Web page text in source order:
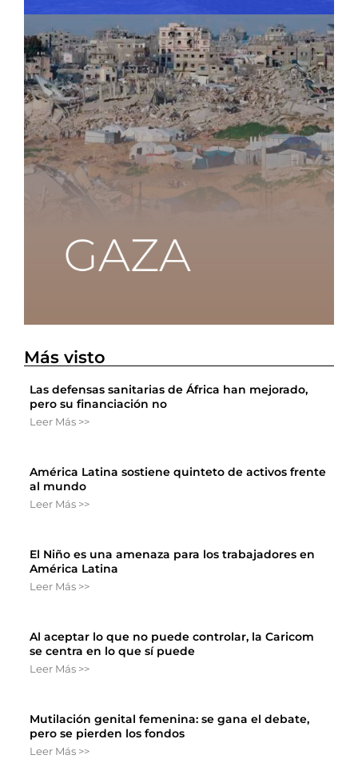
Más visto
Las defensas sanitarias de África han mejorado,
pero su financiación no
Leer Más >>
América Latina sostiene quinteto de activos frente
al mundo
Leer Más >>
El Niño es una amenaza para los trabajadores en
América Latina
Leer Más >>
Al aceptar lo que no puede controlar, la Caricom
se centra en lo que sí puede
Leer Más >>
Mutilación genital femenina: se gana el debate,
pero se pierden los fondos
Leer Más >>